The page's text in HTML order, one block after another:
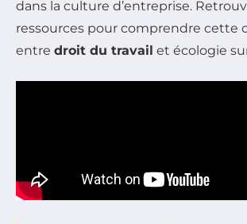
dans la culture d’entreprise.
ressources pour comprendre cette
entre droit du travail et écologie